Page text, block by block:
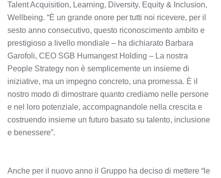
Talent Acquisition, Learning, Diversity, Equity & Inclusion,
Wellbeing. “È un grande onore per tutti noi ricevere, per il
sesto anno consecutivo, questo riconoscimento ambito e
prestigioso a livello mondiale – ha dichiarato Barbara
Garofoli, CEO SGB Humangest Holding – La nostra
People Strategy non è semplicemente un insieme di
iniziative, ma un impegno concreto, una promessa. È il
nostro modo di dimostrare quanto crediamo nelle persone
e nel loro potenziale, accompagnandole nella crescita e
costruendo insieme un futuro basato su talento, inclusione
e benessere”.
Anche per il nuovo anno il Gruppo ha deciso di mettere “le